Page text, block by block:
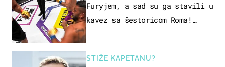
Furyjem, a sad su ga stavili u
kavez sa šestoricom Roma!
STIŽE KAPETANU?